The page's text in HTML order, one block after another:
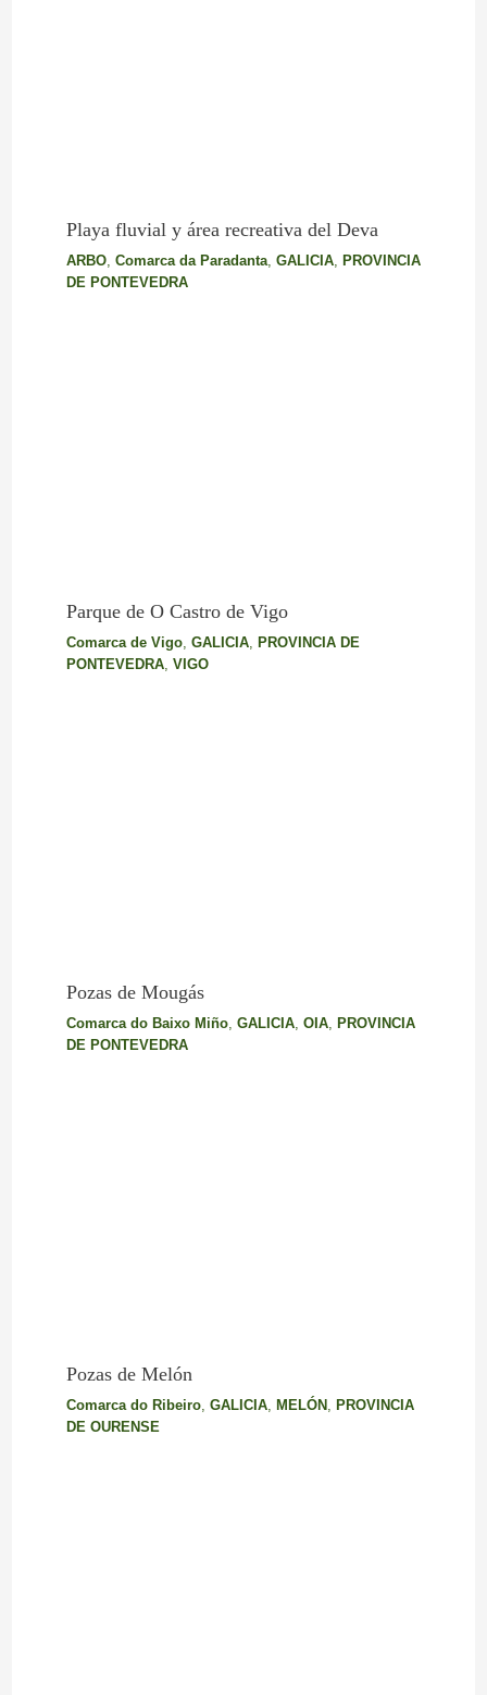
Playa fluvial y área recreativa del Deva
ARBO, Comarca da Paradanta, GALICIA, PROVINCIA
DE PONTEVEDRA
Parque de O Castro de Vigo
Comarca de Vigo, GALICIA, PROVINCIA DE
PONTEVEDRA, VIGO
Pozas de Mougás
Comarca do Baixo Miño, GALICIA, OIA,
PROVINCIA
DE PONTEVEDRA
Pozas de Melón
Comarca do Ribeiro, GALICIA, MELÓN, PROVINCIA
DE OURENSE